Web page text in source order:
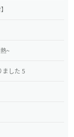
~
ました 5